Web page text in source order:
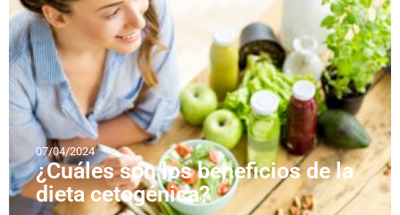
07/04/2024
¿Cuáles son los beneficios de la
dieta cetogénica?